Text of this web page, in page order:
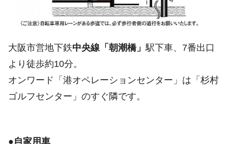
大阪市営地下鉄中央線「朝潮橋」 駅下車、7番出口
より徒歩約10分。
オンワード「港オペレーションセンター」は「杉村
ゴルフセンター」のすぐ隣です。
●自家用車